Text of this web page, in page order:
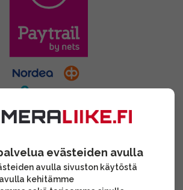
evästeiden avulla
avulla sivuston käytöstä
kehitämme